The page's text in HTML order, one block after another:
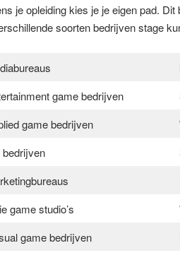
je opleiding kies je je eigen pad.
soorten bedrijven stage
game bedrijven
game bedrijven
game studio’s
game bedrijven